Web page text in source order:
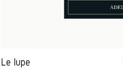
Le lupe